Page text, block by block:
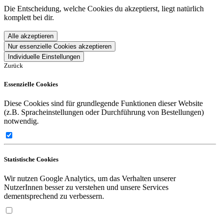
Die Entscheidung, welche Cookies du akzeptierst, liegt natürlich
komplett bei dir.
Alle akzeptieren
Nur essenzielle Cookies akzeptieren
Individuelle Einstellungen
Zurück
Essenzielle Cookies
Diese Cookies sind für grundlegende Funktionen dieser Website
(z.B. Spracheinstellungen oder Durchführung von Bestellungen)
notwendig.
Statistische Cookies
Wir nutzen Google Analytics, um das Verhalten unserer
NutzerInnen besser zu verstehen und unsere Services
dementsprechend zu verbessern.